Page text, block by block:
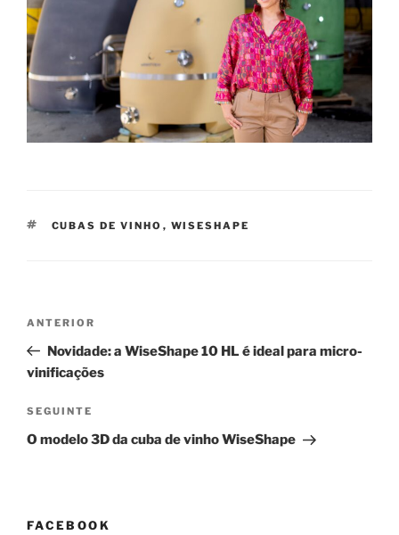
ETIQUETAS
CUBAS DE VINHO , WISESHAPE
artigos
Conteúdo
anterior
ANTERIOR
Novidade: a WiseShape 10 HL é ideal para micro-
vinificações
Conteúdo
seguinte
SEGUINTE
O modelo 3D da cuba de vinho WiseShape
FACEBOOK